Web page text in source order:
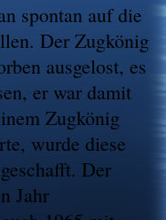
spontan auf die
Der Zugkönig
ausgelost, es
er war damit
Zugkönig
wurde diese
Der
Jahr